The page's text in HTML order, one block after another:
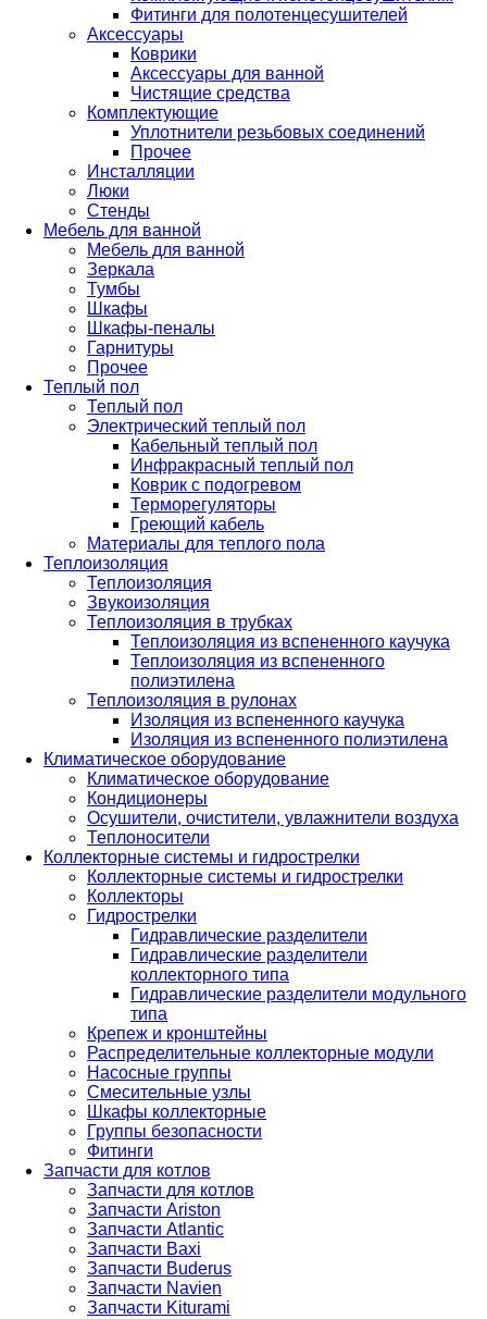
Фитинги для полотенцесушителей
Аксессуары
Коврики
Аксессуары для ванной
Чистящие средства
Комплектующие
Уплотнители резьбовых соединений
Прочее
Инсталляции
Люки
Стенды
Мебель для ванной
Мебель для ванной
Зеркала
Тумбы
Шкафы
Шкафы-пеналы
Гарнитуры
Прочее
Теплый пол
Теплый пол
Электрический теплый пол
Кабельный теплый пол
Инфракрасный теплый пол
Коврик с подогревом
Терморегуляторы
Греющий кабель
Материалы для теплого пола
Теплоизоляция
Теплоизоляция
Звукоизоляция
Теплоизоляция в трубках
Теплоизоляция из вспененного каучука
Теплоизоляция из вспененного
полиэтилена
Теплоизоляция в рулонах
Изоляция из вспененного каучука
Изоляция из вспененного полиэтилена
Климатическое оборудование
Климатическое оборудование
Кондиционеры
Осушители, очистители, увлажнители воздуха
Теплоносители
Коллекторные системы и гидрострелки
Коллекторные системы и гидрострелки
Коллекторы
Гидрострелки
Гидравлические разделители
Гидравлические разделители
коллекторного типа
Гидравлические разделители модульного
типа
Крепеж и кронштейны
Распределительные коллекторные модули
Насосные группы
Смесительные узлы
Шкафы коллекторные
Группы безопасности
Фитинги
Запчасти для котлов
Запчасти для котлов
Запчасти Ariston
Запчасти Atlantic
Запчасти Baxi
Запчасти Buderus
Запчасти Navien
Запчасти Kiturami